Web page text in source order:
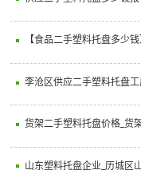
【食品二手塑料托盘多少钱】_二手塑料托
李沧区供应二手塑料托盘工厂_山东
货架二手塑料托盘价格_货架
山东塑料托盘企业_历城区